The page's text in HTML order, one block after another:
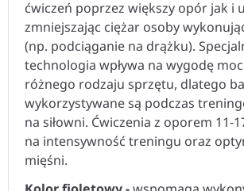
ćwiczeń poprzez większy opór jak i
zmniejszając ciężar osoby
(np. podciąganie na drążku).
technologia wpływa na wygodę
różnego rodzaju sprzętu, dlatego
wykorzystywane są podczas
na siłowni. Ćwiczenia z oporem 11-
na intensywność treningu oraz
mięśni.